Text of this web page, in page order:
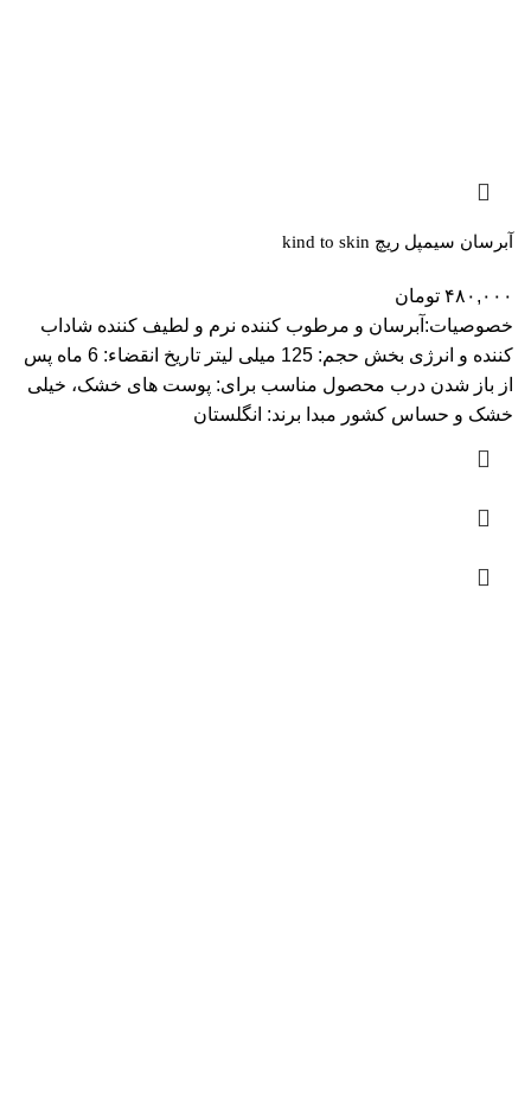
آبرسان سیمپل ریچ kind to skin
۴۸۰,۰۰۰ تومان
خصوصیات:آبرسان و مرطوب کننده نرم و لطیف کننده شاداب
کننده و انرژی بخش حجم: 125 میلی لیتر تاریخ انقضاء: 6 ماه پس
از باز شدن درب محصول مناسب برای: پوست های خشک، خیلی
خشک و حساس کشور مبدا برند: انگلستان